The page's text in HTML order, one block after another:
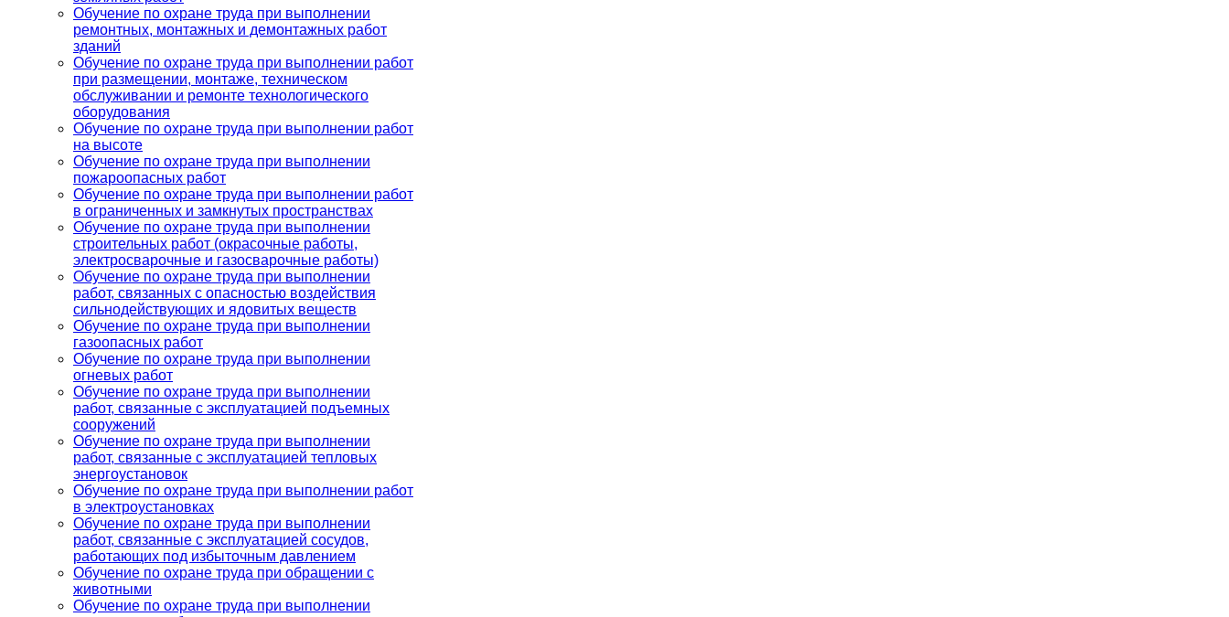
Обучение по охране труда при выполнении
ремонтных, монтажных и демонтажных работ
зданий
Обучение по охране труда при выполнении работ
при размещении, монтаже, техническом
обслуживании и ремонте технологического
оборудования
Обучение по охране труда при выполнении работ
на высоте
Обучение по охране труда при выполнении
пожароопасных работ
Обучение по охране труда при выполнении работ
в ограниченных и замкнутых пространствах
Обучение по охране труда при выполнении
строительных работ (окрасочные работы,
электросварочные и газосварочные работы)
Обучение по охране труда при выполнении
работ, связанных с опасностью воздействия
сильнодействующих и ядовитых веществ
Обучение по охране труда при выполнении
газоопасных работ
Обучение по охране труда при выполнении
огневых работ
Обучение по охране труда при выполнении
работ, связанные с эксплуатацией подъемных
сооружений
Обучение по охране труда при выполнении
работ, связанные с эксплуатацией тепловых
энергоустановок
Обучение по охране труда при выполнении работ
в электроустановках
Обучение по охране труда при выполнении
работ, связанные с эксплуатацией сосудов,
работающих под избыточным давлением
Обучение по охране труда при обращении с
животными
Обучение по охране труда при выполнении